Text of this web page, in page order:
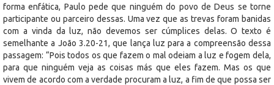
forma enfática, Paulo pede que ninguém do povo de Deus se torne
participante ou parceiro dessas. Uma vez que as trevas foram banidas
com a vinda da luz, não devemos ser cúmplices delas. O texto é
semelhante a João 3.20-21, que lança luz para a compreensão dessa
passagem: “Pois todos os que fazem o mal odeiam a luz e fogem dela,
para que ninguém veja as coisas más que eles fazem. Mas os que
vivem de acordo com a verdade procuram a luz, a fim de que possa ser